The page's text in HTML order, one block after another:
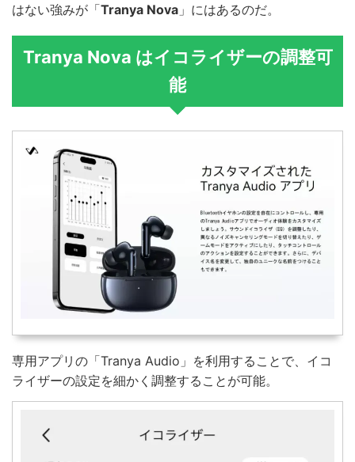
はない強みが「Tranya Nova 」にはあるのだ。
Tranya Nova はイコライザーの調整可
能
専用アプリの「Tranya Audio」を利用することで、イコ
ライザーの設定を細かく調整することが可能。